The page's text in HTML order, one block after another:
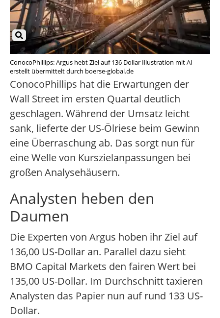
ConocoPhillips: Argus hebt Ziel auf 136 Dollar Illustration mit AI
erstellt übermittelt durch boerse-global.de
ConocoPhillips hat die Erwartungen der
Wall Street im ersten Quartal deutlich
geschlagen. Während der Umsatz leicht
sank, lieferte der US-Ölriese beim Gewinn
eine Überraschung ab. Das sorgt nun für
eine Welle von Kurszielanpassungen bei
großen Analysehäusern.
Analysten heben den
Daumen
Die Experten von Argus hoben ihr Ziel auf
136,00 US-Dollar an. Parallel dazu sieht
BMO Capital Markets den fairen Wert bei
135,00 US-Dollar. Im Durchschnitt taxieren
Analysten das Papier nun auf rund 133 US-
Dollar.